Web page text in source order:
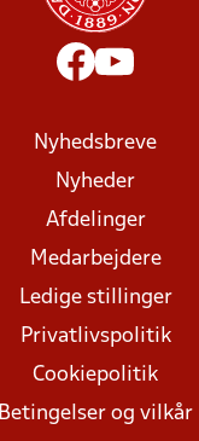
Nyhedsbreve
Nyheder
Afdelinger
Medarbejdere
Ledige stillinger
Privatlivspolitik
Cookiepolitik
Betingelser og vilkår